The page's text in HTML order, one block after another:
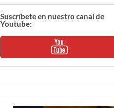
Suscríbete en nuestro canal de
Youtube: